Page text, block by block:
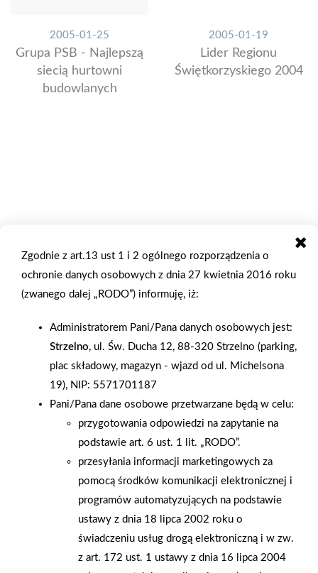
2005-01-25
Grupa PSB - Najlepszą
siecią hurtowni
budowlanych
2005-01-19
Lider Regionu
Świętkorzyskiego 2004
2005-01-06
Marbud Mecenasem
Kultury
2004-12-16
Certyfikat Marki
Zgodnie z art.13 ust 1 i 2 ogólnego rozporządzenia o
ochronie danych osobowych z dnia 27 kwietnia 2016 roku
(zwanego dalej „RODO”) informuję, iż:
Administratorem Pani/Pana danych osobowych jest:
Strzelno, ul. Św. Ducha 12, 88-320 Strzelno (parking,
plac składowy, magazyn - wjazd od ul. Michelsona
19), NIP: 5571701187
Pani/Pana dane osobowe przetwarzane będą w celu:
przygotowania odpowiedzi na zapytanie na
podstawie art. 6 ust. 1 lit. „RODO”.
przesyłania informacji marketingowych za
pomocą środków komunikacji elektronicznej i
programów automatyzujących na podstawie
ustawy z dnia 18 lipca 2002 roku o
świadczeniu usług drogą elektroniczną i w zw.
z art. 172 ust. 1 ustawy z dnia 16 lipca 2004